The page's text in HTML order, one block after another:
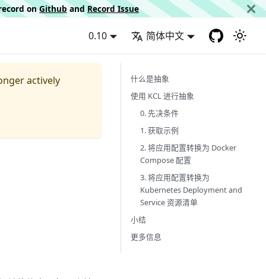
onGithub and Record Issue
0.10 简体中文
actively
什么是抽象
使用 KCL 进行抽象
0. 先决条件
1. 获取示例
2. 将应用配置转换为 Docker
Compose 配置
3. 将应用配置转换为
Kubernetes Deployment and
Service 资源清单
小结
更多信息